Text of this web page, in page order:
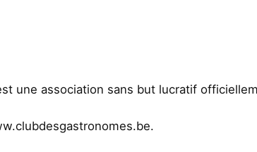
une association sans but lucratif